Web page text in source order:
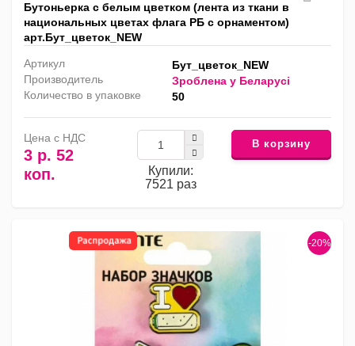
Бутоньерка с белым цветком (лента из ткани в
национальных цветах флага РБ с орнаментом)
арт.Бут_цветок_NEW
Артикул
Бут_цветок_NEW
Производитель
Зроблена у Беларусi
Количество в упаковке
50
Цена с НДС
3 р. 52
коп.
Купили:
7521 раз
В корзину
-20%